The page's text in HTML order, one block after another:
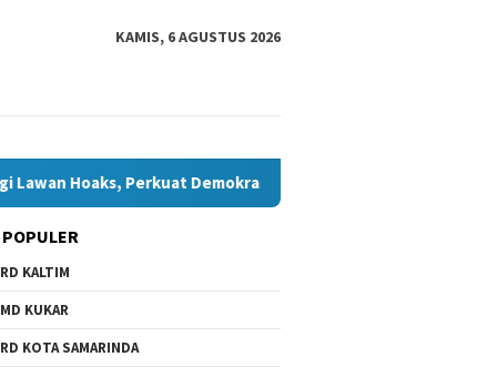
KAMIS, 6 AGUSTUS 2026
Perkuat Demokrasi Jelang Pemilu 2029
KALTIM
KUKAR
KOTA SAMARINDA